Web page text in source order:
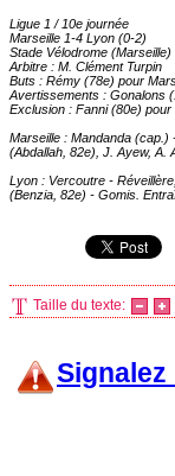
Ligue 1 / 10e journée
Marseille 1-4 Lyon (0-2)
Stade Vélodrome (Marseille)
Arbitre : M. Clément Turpin
Buts : Rémy (78e) pour
Avertissements : Gonalons
Exclusion : Fanni (80e) pour
Marseille : Mandanda (cap.)
(Abdallah, 82e), J. Ayew, A.
Lyon : Vercoutre -
(Benzia, 82e) - Gomis.
Taille du texte: